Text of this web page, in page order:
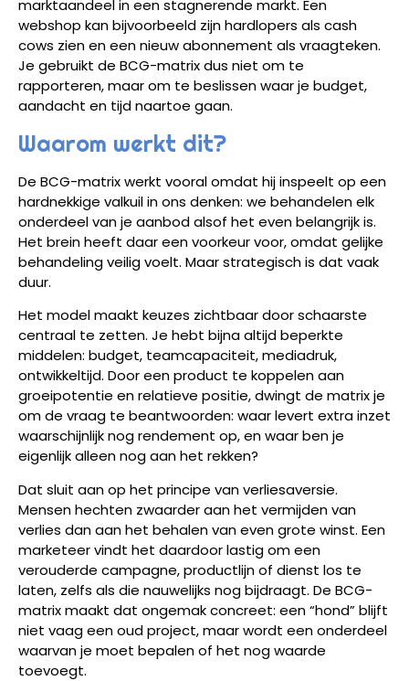
marktaandeel in een stagnerende markt. Een
webshop kan bijvoorbeeld zijn hardlopers als cash
cows zien en een nieuw abonnement als vraagteken.
Je gebruikt de BCG-matrix dus niet om te
rapporteren, maar om te beslissen waar je budget,
aandacht en tijd naartoe gaan.
Waarom werkt dit?
De BCG-matrix werkt vooral omdat hij inspeelt op een
hardnekkige valkuil in ons denken: we behandelen elk
onderdeel van je aanbod alsof het even belangrijk is.
Het brein heeft daar een voorkeur voor, omdat gelijke
behandeling veilig voelt. Maar strategisch is dat vaak
duur.
Het model maakt keuzes zichtbaar door schaarste
centraal te zetten. Je hebt bijna altijd beperkte
middelen: budget, teamcapaciteit, mediadruk,
ontwikkeltijd. Door een product te koppelen aan
groeipotentie en relatieve positie, dwingt de matrix je
om de vraag te beantwoorden: waar levert extra inzet
waarschijnlijk nog rendement op, en waar ben je
eigenlijk alleen nog aan het rekken?
Dat sluit aan op het principe van verliesaversie.
Mensen hechten zwaarder aan het vermijden van
verlies dan aan het behalen van even grote winst. Een
marketeer vindt het daardoor lastig om een
verouderde campagne, productlijn of dienst los te
laten, zelfs als die nauwelijks nog bijdraagt. De BCG-
matrix maakt dat ongemak concreet: een “hond” blijft
niet vaag een oud project, maar wordt een onderdeel
waarvan je moet bepalen of het nog waarde
toevoegt.